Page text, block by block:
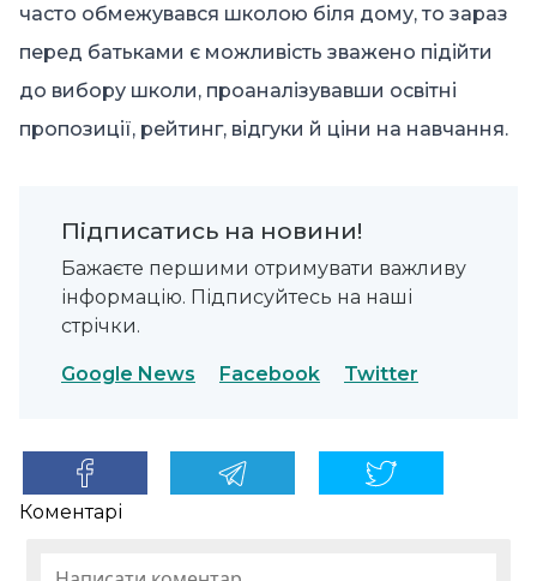
часто обмежувався школою біля дому, то зараз
перед батьками є можливість зважено підійти
до вибору школи, проаналізувавши освітні
пропозиції, рейтинг, відгуки й ціни на навчання.
Підписатись на новини!
Бажаєте першими отримувати важливу
інформацію. Підписуйтесь на наші
стрічки.
Google News Facebook Twitter
Коментарі